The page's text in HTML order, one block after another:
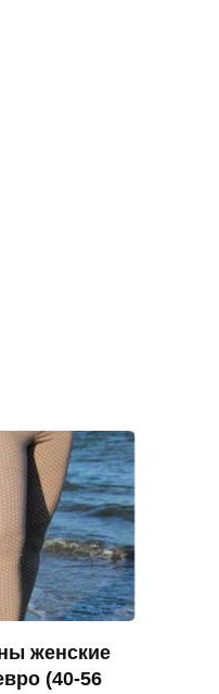
женские
(40-56